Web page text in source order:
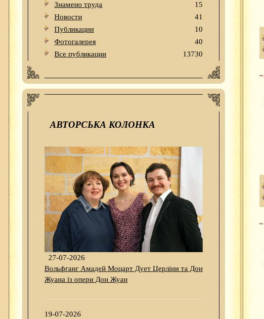
Знамено труда
15
Новости
41
Публикации
10
Фотогалерея
40
Все публикации
13730
АВТОРСЬКА КОЛОНКА
27-07-2026
Вольфганг Амадей Моцарт Дует Церліни та Дон
Жуана із опери Дон Жуан
19-07-2026